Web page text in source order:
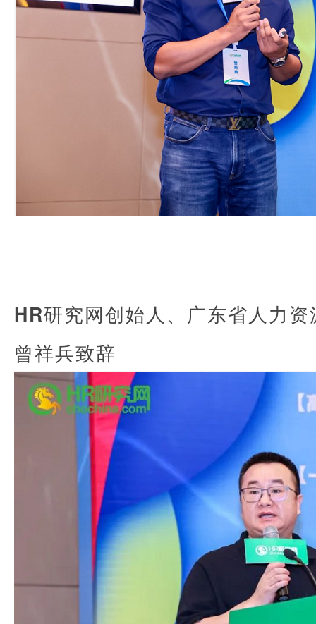
HR研究网创始人、广东省人力
曾祥兵致辞